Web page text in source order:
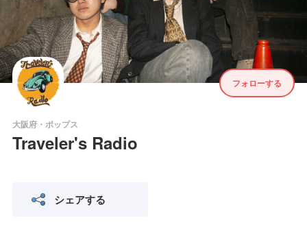
フォローする
大阪府・ポップス
Traveler's Radio
シェアする